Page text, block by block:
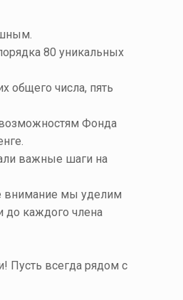
80 уникальных
общего числа, пять
Фонда
важные шаги на
внимание мы уделим
до каждого члена
Пусть всегда рядом с